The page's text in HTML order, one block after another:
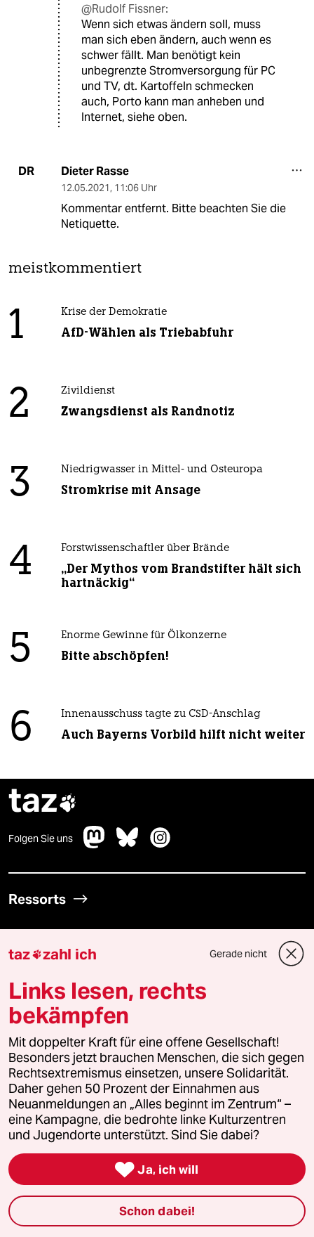
@Rudolf Fissner:
Wenn sich etwas ändern soll, muss
man sich eben ändern, auch wenn es
schwer fällt. Man benötigt kein
unbegrenzte Stromversorgung für PC
und TV, dt. Kartoffeln schmecken
auch, Porto kann man anheben und
Internet, siehe oben.
DR Dieter Rasse
12.05.2021, 11:06 Uhr
Kommentar entfernt. Bitte beachten Sie die
Netiquette.
meistkommentiert
1 Krise der Demokratie
AfD-Wählen als Triebabfuhr
2 Zivildienst
Zwangsdienst als Randnotiz
3 Niedrigwasser in Mittel- und Osteuropa
Stromkrise mit Ansage
4 Forstwissenschaftler über Brände
„Der Mythos vom Brandstifter hält sich
hartnäckig“
5 Enorme Gewinne für Ölkonzerne
Bitte abschöpfen!
6 Innenausschuss tagte zu CSD-Anschlag
Auch Bayerns Vorbild hilft nicht weiter
taz
Folgen Sie uns
Ressorts
Gesellschaft
Kultur
Sport
Berlin
Wahrheit
taz zahl ich Gerade nicht
Links lesen, rechts
bekämpfen
Mit doppelter Kraft für eine offene Gesellschaft!
Besonders jetzt brauchen Menschen, die sich gegen
Rechtsextremismus einsetzen, unsere Solidarität.
Daher gehen 50 Prozent der Einnahmen aus
Neuanmeldungen an „Alles beginnt im Zentrum“ –
eine Kampagne, die bedrohte linke Kulturzentren
und Jugendorte unterstützt. Sind Sie dabei?
 Ja, ich will
Schon dabei!